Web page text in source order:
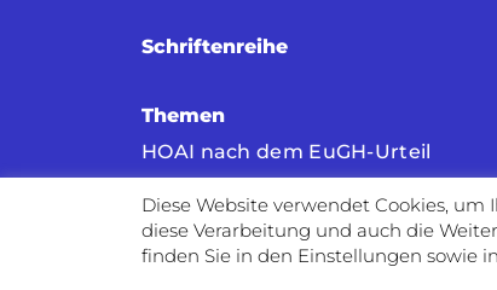
Schriftenreihe
Themen
HOAI nach dem EuGH-Urteil
Vergabe
Building Information Modeling
Diese Website verwendet Cookies,
diese Verarbeitung und auch die
finden Sie in den Einstellungen sowie